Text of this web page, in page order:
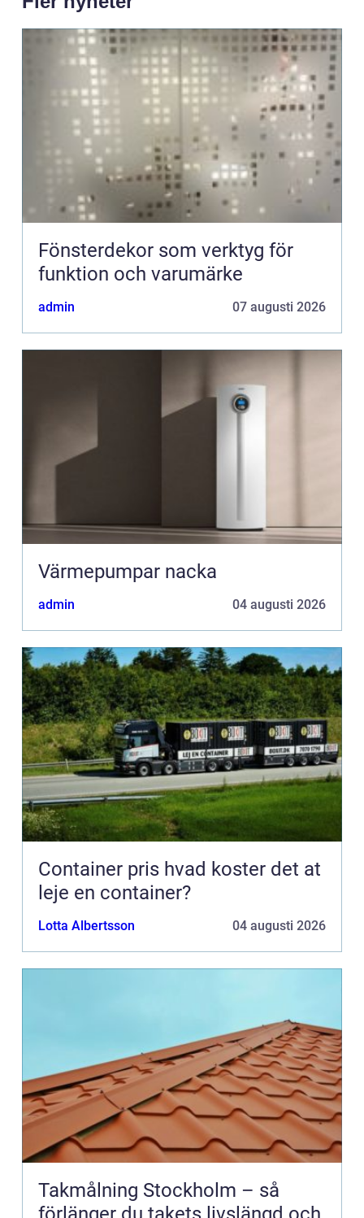
Fönsterdekor som verktyg för
funktion och varumärke
admin 07 augusti 2026
Värmepumpar nacka
admin 04 augusti 2026
Container pris hvad koster det at
leje en container?
Lotta Albertsson 04 augusti 2026
Takmålning Stockholm – så